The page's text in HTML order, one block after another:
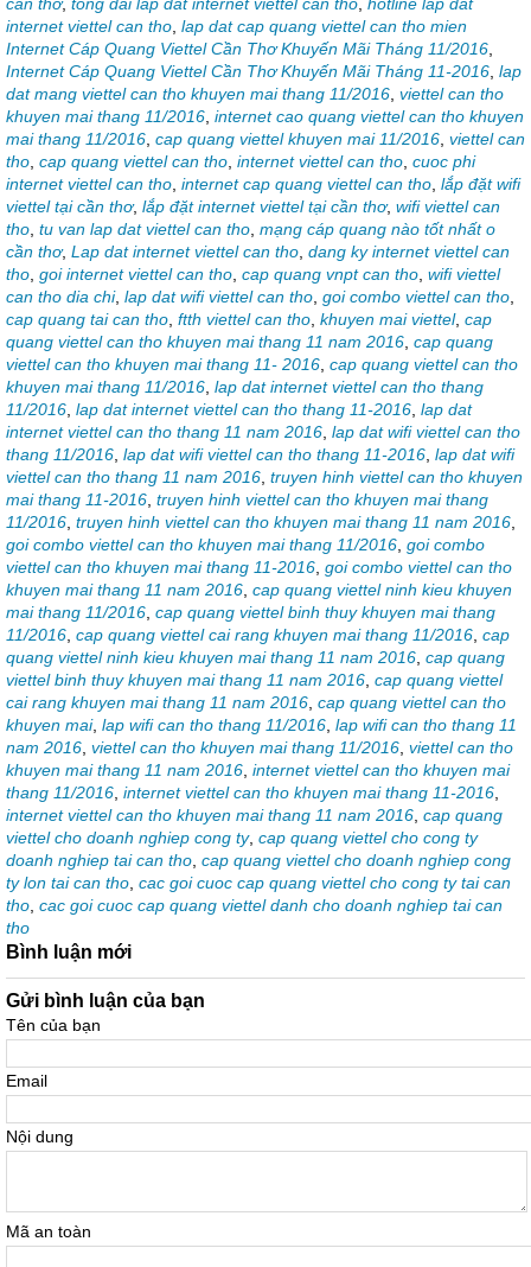
internet viettel can tho lap dat cap quang viettel can tho mien
Internet Cáp Quang Viettel Cần Thơ Khuyến Mãi Tháng 11/2016
Internet Cáp Quang Viettel Cần Thơ Khuyến Mãi Tháng 11-2016 lap
dat mang viettel can tho khuyen mai thang 11/2016 viettel can tho
khuyen mai thang 11/2016 internet cao quang viettel can tho khuyen
mai thang 11/2016 cap quang viettel khuyen mai 11/2016 viettel can
tho cap quang viettel can tho internet viettel can tho cuoc phi
internet viettel can tho internet cap quang viettel can tho lắp đặt wifi
viettel tại cần thơ, lắp đặt internet viettel tại cần thơ, wifi viettel can
tho tu van lap dat viettel can tho mạng cáp quang nào tốt nhất o
cần thơ, Lap dat internet viettel can tho dang ky internet viettel can
tho goi internet viettel can tho cap quang vnpt can tho wifi viettel
can tho dia chi, lap dat wifi viettel can tho goi combo viettel can tho
cap quang tai can tho ftth viettel can tho khuyen mai viettel, cap
quang viettel can tho khuyen mai thang 11 nam 2016 cap quang
viettel can tho khuyen mai thang 11- 2016 cap quang viettel can tho
khuyen mai thang 11/2016 lap dat internet viettel can tho thang
11/2016 lap dat internet viettel can tho thang 11-2016 lap dat
internet viettel can tho thang 11 nam 2016 lap dat wifi viettel can tho
thang 11/2016 lap dat wifi viettel can tho thang 11-2016 lap dat wifi
viettel can tho thang 11 nam 2016 truyen hinh viettel can tho khuyen
mai thang 11-2016 truyen hinh viettel can tho khuyen mai thang
11/2016 truyen hinh viettel can tho khuyen mai thang 11 nam 2016
goi combo viettel can tho khuyen mai thang 11/2016 goi combo
viettel can tho khuyen mai thang 11-2016 goi combo viettel can tho
khuyen mai thang 11 nam 2016 cap quang viettel ninh kieu khuyen
mai thang 11/2016 cap quang viettel binh thuy khuyen mai thang
11/2016 cap quang viettel cai rang khuyen mai thang 11/2016 cap
quang viettel ninh kieu khuyen mai thang 11 nam 2016 cap quang
viettel binh thuy khuyen mai thang 11 nam 2016 cap quang viettel
cai rang khuyen mai thang 11 nam 2016 cap quang viettel can tho
khuyen mai, lap wifi can tho thang 11/2016 lap wifi can tho thang 11
nam 2016 viettel can tho khuyen mai thang 11/2016 viettel can tho
khuyen mai thang 11 nam 2016 internet viettel can tho khuyen mai
thang 11/2016 internet viettel can tho khuyen mai thang 11-2016
internet viettel can tho khuyen mai thang 11 nam 2016 cap quang
viettel cho doanh nghiep cong ty, cap quang viettel cho cong ty
doanh nghiep tai can tho cap quang viettel cho doanh nghiep cong
ty lon tai can tho cac goi cuoc cap quang viettel cho cong ty tai can
tho cac goi cuoc cap quang viettel danh cho doanh nghiep tai can
tho
Bình luận mới
Gửi bình luận của bạn
Tên của bạn
Email
Nội dung
Mã an toàn